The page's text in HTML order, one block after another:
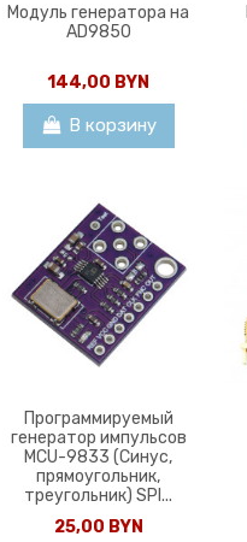
Модуль генератора на
AD9850
144,00 BYN
В корзину
Программируемый
генератор импульсов
MCU-9833 (Синус,
прямоугольник,
треугольник) SPI...
25,00 BYN